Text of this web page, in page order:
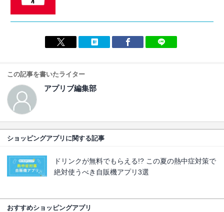
この記事を書いたライター
アプリブ編集部
ショッピングアプリに関する記事
ドリンクが無料でもらえる!? この夏の熱中症対策で
絶対使うべき自販機アプリ3選
おすすめショッピングアプリ